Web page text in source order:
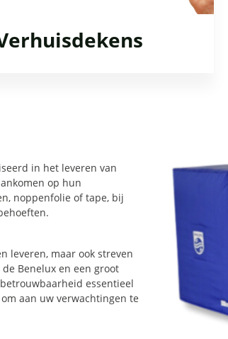
in het leveren van
op hun
noppenfolie of tape, bij
leveren, maar ook streven
Benelux en een groot
essentieel
aan uw verwachtingen te